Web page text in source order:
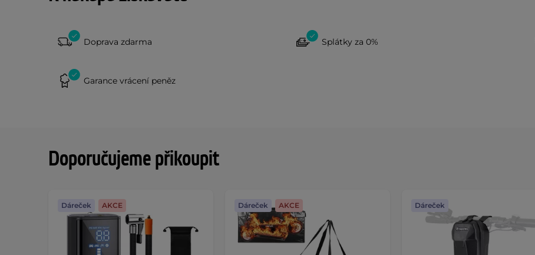
Doprava zdarma Splátky za 0%
Garance vrácení peněz
Doporučujeme přikoupit
Dáreček AKCE Dáreček AKCE Dáreček